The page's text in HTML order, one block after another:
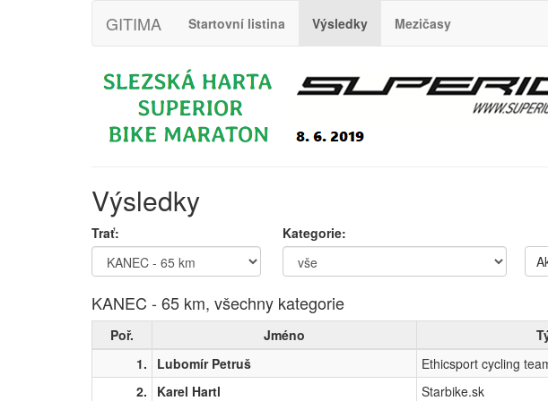
GITIMA Startovní listina Výsledky Mezičasy
Výsledky
Trať:
Kategorie:
KANEC - 65 km, všechny kategorie
Poř. Jméno
1.
Lubomír Petruš Ethicsport cycling
2.
Karel Hartl Starbike.sk